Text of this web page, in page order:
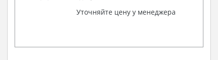
Уточняйте цену у менеджера